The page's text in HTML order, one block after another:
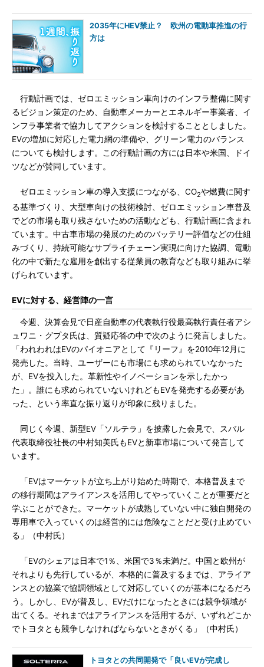
2035年にHEV禁止？ 欧州の電動車推進の行
方は
行動計画では、ゼロエミッション車向けのインフラ整備に関す
るビジョン策定のため、自動車メーカーとエネルギー事業者、イ
ンフラ事業者で協力してアクションを検討することとしました。
EVの増加に対応した電力網の準備や、グリーン電力のバランス
についても検討します。この行動計画の方には日本や米国、ドイ
ツなどが賛同しています。
ゼロエミッション車の導入支援につながる、CO2や燃費に関す
る基準づくり、大型車向けの技術検討、ゼロエミッション車普及
でどの市場も取り残さないための活動なども、行動計画に含まれ
ています。中古車市場の発展のためのバッテリー評価などの仕組
みづくり、持続可能なサプライチェーン実現に向けた協調、電動
化の中で新たな雇用を創出する従業員の教育なども取り組みに挙
げられています。
EVに対する、経営陣の一言
今週、決算会見で日産自動車の代表執行役最高執行責任者アシ
ュワニ・グプタ氏は、質疑応答の中で次のように発言しました。
「われわれはEVのパイオニアとして『リーフ』を2010年12月に
発売した。当時、ユーザーにも市場にも求められていなかった
が、EVを投入した。革新性やイノベーションを示したかっ
た」。誰にも求められていないけれどもEVを発売する必要があ
った、という率直な振り返りが印象に残りました。
同じく今週、新型EV「ソルテラ」を披露した会見で、スバル
代表取締役社長の中村知美氏もEVと新車市場について発言して
います。
「EVはマーケットが立ち上がり始めた時期で、本格普及まで
の移行期間はアライアンスを活用してやっていくことが重要だと
学ぶことができた。マーケットが成熟していない中に独自開発の
専用車で入っていくのは経営的には危険なことだと受け止めてい
る」（中村氏）
「EVのシェアは日本で1％、米国で3％未満だ。中国と欧州が
それよりも先行しているが、本格的に普及するまでは、アライア
ンスとの協業で協調領域として対応していくのが基本になるだろ
う。しかし、EVが普及し、EVだけになったときには競争領域が
出てくる。それまではアライアンスを活用するが、いずれどこか
でトヨタとも競争しなければならないときがくる」（中村氏）
トヨタとの共同開発で「良いEVが完成し